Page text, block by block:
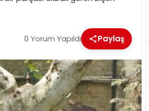
0 Yorum Yapıldı Paylaş